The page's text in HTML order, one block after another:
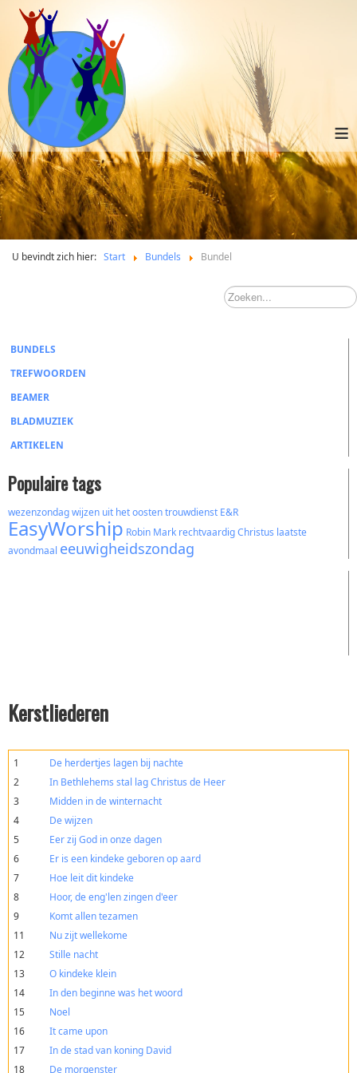
≡
U bevindt zich hier: Start Bundels Bundel
BUNDELS
TREFWOORDEN
BEAMER
BLADMUZIEK
ARTIKELEN
Populaire tags
wezenzondagwijzen uit het oostentrouwdienst E&R
EasyWorship Robin Mark rechtvaardigChristus laatste
avondmaal eeuwigheidszondag
Kerstliederen
1
De herdertjes lagen bij nachte
2
In Bethlehems stal lag Christus de Heer
3
Midden in de winternacht
4
De wijzen
5
Eer zij God in onze dagen
6
Er is een kindeke geboren op aard
7
Hoe leit dit kindeke
8
Hoor, de eng'len zingen d'eer
9
Komt allen tezamen
11
Nu zijt wellekome
12
Stille nacht
13
O kindeke klein
14
In den beginne was het woord
15
Noel
16
It came upon
17
In de stad van koning David
18
De morgenster